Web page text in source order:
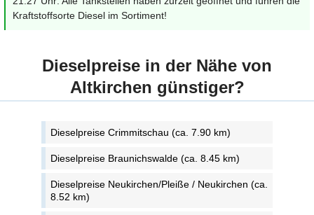
Kraftstoffsorte Diesel im Sortiment!
Dieselpreise in der Nähe von
Altkirchen günstiger?
Dieselpreise Crimmitschau (ca. 7.90 km)
Dieselpreise Braunichswalde (ca. 8.45 km)
Dieselpreise Neukirchen/Pleiße / Neukirchen (ca.
8.52 km)